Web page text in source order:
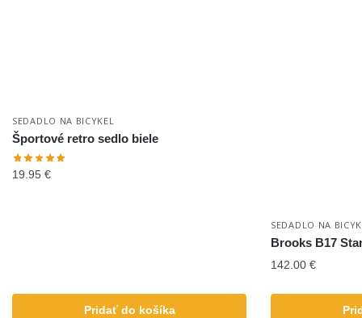
SEDADLO NA BICYKEL
Športové retro sedlo biele
19.95 €
Pridať do košíka
SEDADLO NA
Brooks B17
142.00 €